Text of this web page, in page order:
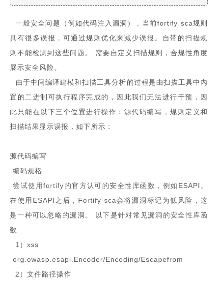
一般安全问题（例如代码注入漏洞），当前fortify sca规则
具有很多误报，可通过规则优化来减少误报。自带的扫描规
则不能检测到这些问题。 需要自定义扫描规则，合规性角度
展示安全风险。
由于中间编译建模和扫描工具分析的过程是由扫描工具中内
置的二进制可执行程序完成的，因此我们无法进行干预，因
此只能在以下三个位置进行操作：源代码编写，规则定义和
扫描结果显示误报，如下所示：
源代码编写
编码规格
尝试使用fortify的官方认可的安全性库函数，例如ESAPI。
在使用ESAPI之后，Fortify sca会将漏洞标记为低风险，这
是一种可以忽略的漏洞。 以下是针对常见漏洞的安全性库函
数
1）xss
org.owasp.esapi.Encoder/Encoding/Escapefrom
2）文件路径操作